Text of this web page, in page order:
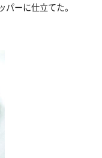
ーに仕立てた。